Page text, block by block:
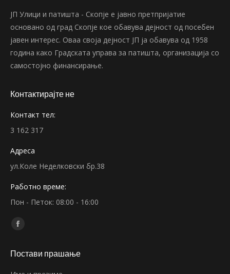
ЈП Улици и патишта - Скопје е јавно претпријатие
основано од град Скопје кое обавува дејност од посебен
јавен интерес. Оваа своја дејност ЈП ја обавува од 1958
година како Градската управа за патишта, организација со
самостојно финансирање.
Контактирајте не
Контакт тел:
3 162 317
Адреса
ул.Коле Неделковски бр.38
Работно време:
Пон - Петок: 08:00 - 16:00
Find us on:
Facebook
opens
Постави прашање